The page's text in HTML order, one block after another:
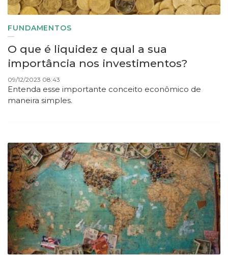
FUNDAMENTOS
O que é liquidez e qual a sua
importância nos investimentos?
09/12/2023 08:43
Entenda esse importante conceito econômico de
maneira simples.